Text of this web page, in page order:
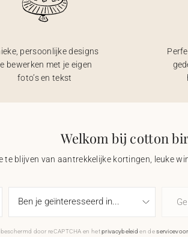
persoonlijke designs
bewerken met je eigen
foto’s en tekst
Welkom bij cotton
blijven van aantrekkelijke kortingen, leuke
door reCAPTCHA en hetprivacybeleid en de